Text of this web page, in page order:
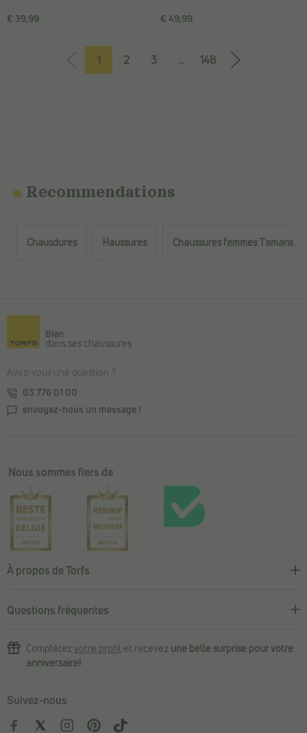
€ 39,99 € 49,99
1 2 3 ... 148
Recommendations
Chausdures Haussures Chaussures femmes Tamaris
Bien
dans ses chaussures
Avez-vous une question ?
03 776 01 00
envoyez-nous un message !
Nous sommes fiers de
À propos de Torfs
Questions fréquentes
Complétez votre profil et recevez une belle surprise pour votre
anniversaire!
Suivez-nous